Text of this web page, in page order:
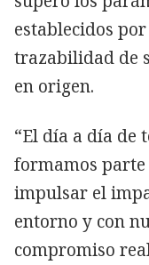
establecidos
trazabilidad de
en origen.
“El día a día de
formamos
impulsar el
entorno y con
compromiso